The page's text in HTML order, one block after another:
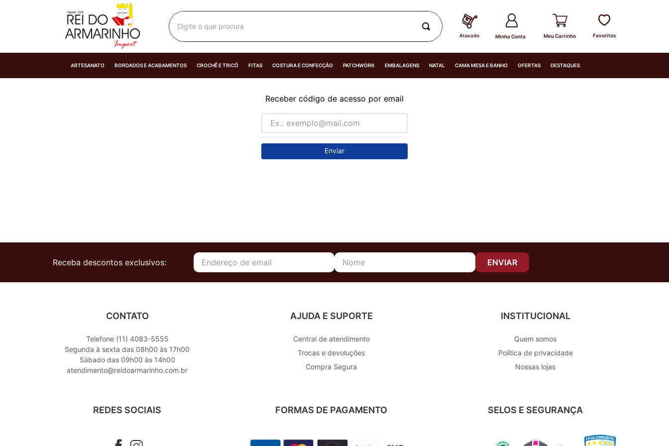
Digite o que procura
Minha Conta
ARTESANATO BORDADOS E ACABAMENTOS CROCHÊ E TRICÔ FITAS COSTURA E CONFECÇÃO PATCHWORK EMBALAGENS NATAL CAMA MESA E BANHO OFERTAS DESTAQUES
Receber código de acesso por email
Enviar
Receba descontos exclusivos: ENVIAR
CONTATO
Telefone (11) 4083-5555
Segunda à sexta das 08h00 às 17h00
Sábado das 09h00 às 14h00
atendimento@reidoarmarinho.com.br
AJUDA E SUPORTE
Central de atendimento
Trocas e devoluções
Compra Segura
INSTITUCIONAL
Quem somos
Política de privacidade
Nossas lojas
REDES SOCIAIS FORMAS DE PAGAMENTO SELOS E SEGURANÇA